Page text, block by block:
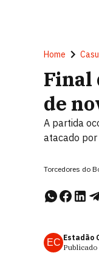
Home
Final
de
A partida
atacado
Torcedores do
EC Estadão